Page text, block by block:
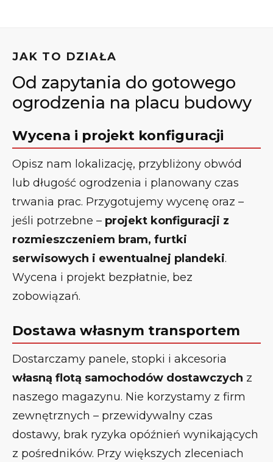
JAK TO DZIAŁA
Od zapytania do gotowego
ogrodzenia na placu budowy
Wycena i projekt konfiguracji
Opisz nam lokalizację, przybliżony obwód
lub długość ogrodzenia i planowany czas
trwania prac. Przygotujemy wycenę oraz –
jeśli potrzebne – projekt konfiguracji z
rozmieszczeniem bram, furtki
serwisowych i ewentualnej plandeki.
Wycena i projekt bezpłatnie, bez
zobowiązań.
Dostawa własnym transportem
Dostarczamy panele, stopki i akcesoria
własną flotą samochodów dostawczych z
naszego magazynu. Nie korzystamy z firm
zewnętrznych – przewidywalny czas
dostawy, brak ryzyka opóźnień wynikających
z pośredników. Przy większych zleceniach